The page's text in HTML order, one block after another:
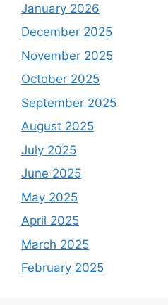
January 2026
December 2025
November 2025
October 2025
September 2025
August 2025
July 2025
June 2025
May 2025
April 2025
March 2025
February 2025